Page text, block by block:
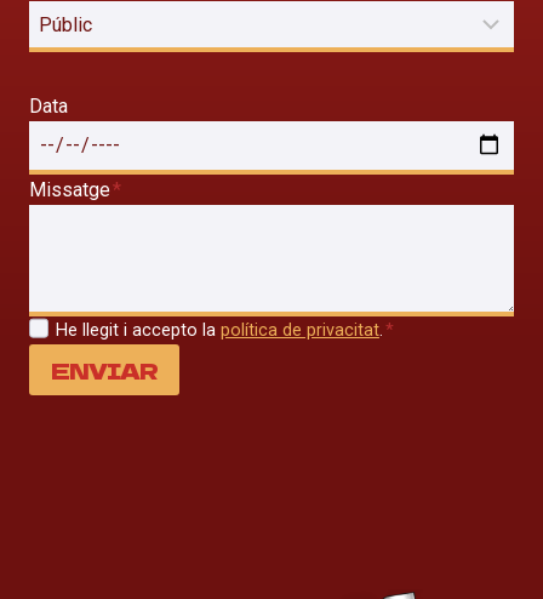
Data
Missatge*
He llegit i accepto la política de privacitat.*
ENVIAR